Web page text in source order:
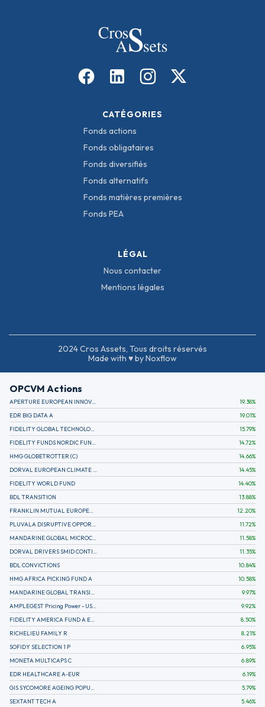
CATÉGORIES
Fonds actions
Fonds obligataires
Fonds diversifiés
Fonds alternatifs
Fonds matières premières
Fonds PEA
LÉGAL
Nous contacter
Mentions légales
2024 Cros Assets, Tous droits réservés
Made with ♥ by Noxflow
OPCVM Actions
APERTURE EUROPEAN INNOVATION 19.38%
EDR BIG DATA A
19.01%
15.79%
14.72%
HMG GLOBETROTTER (C)
14.66%
14.45%
FIDELITY WORLD FUND
14.40%
BDL TRANSITION
13.88%
12.20%
11.72%
11.58%
11.35%
BDL CONVICTIONS
10.84%
HMG AFRICA PICKING FUND A
10.58%
9.97%
9.92%
8.50%
RICHELIEU FAMILY R
8.21%
SOFIDY SELECTION 1 P
6.95%
MONETA MULTICAPS C
6.89%
EDR HEALTHCARE A-EUR
6.19%
5.79%
SEXTANT TECH A
5.46%